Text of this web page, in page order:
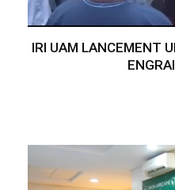
IRI UAM LANCEMENT